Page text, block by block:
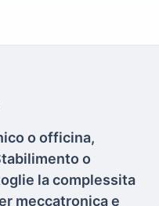
o officina,
o
la complessita
meccatronica e